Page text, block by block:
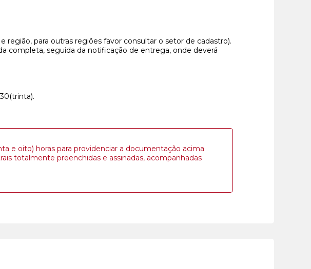
para outras regiões favor consultar o setor de cadastro).
completa, seguida da notificação de entrega, onde deverá
e oito) horas para providenciar a documentação acima
totalmente preenchidas e assinadas, acompanhadas